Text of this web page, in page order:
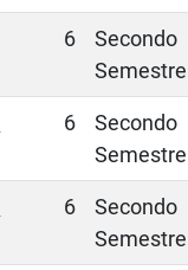
6
Secondo
Semestre
6
Secondo
Semestre
6
Secondo
Semestre